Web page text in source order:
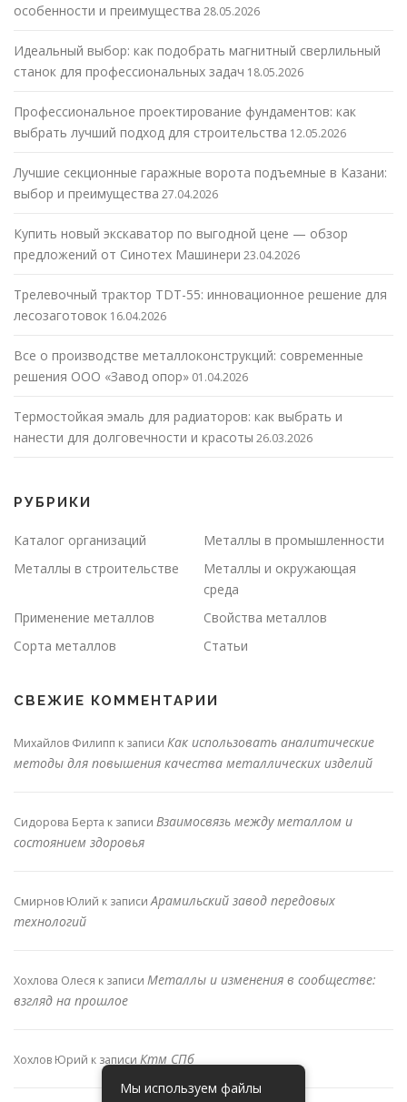
особенности и преимущества 28.05.2026
Идеальный выбор: как подобрать магнитный сверлильный
станок для профессиональных задач 18.05.2026
Профессиональное проектирование фундаментов: как
выбрать лучший подход для строительства 12.05.2026
Лучшие секционные гаражные ворота подъемные в Казани:
выбор и преимущества 27.04.2026
Купить новый экскаватор по выгодной цене — обзор
предложений от Синотех Машинери 23.04.2026
Трелевочный трактор TDT-55: инновационное решение для
лесозаготовок 16.04.2026
Все о производстве металлоконструкций: современные
решения ООО «Завод опор» 01.04.2026
Термостойкая эмаль для радиаторов: как выбрать и
нанести для долговечности и красоты 26.03.2026
РУБРИКИ
Каталог организаций
Металлы в промышленности
Металлы в строительстве
Металлы и окружающая
среда
Применение металлов
Свойства металлов
Сорта металлов
Статьи
СВЕЖИЕ КОММЕНТАРИИ
Михайлов Филипп к записи Как использовать аналитические
методы для повышения качества металлических изделий
Сидорова Берта к записи Взаимосвязь между металлом и
состоянием здоровья
Смирнов Юлий к записиАрамильский завод передовых
технологий
Хохлова Олеся к записи Металлы и изменения в сообществе:
взгляд на прошлое
Хохлов Юрий к записи Ктм СПб
Мы используем файлы